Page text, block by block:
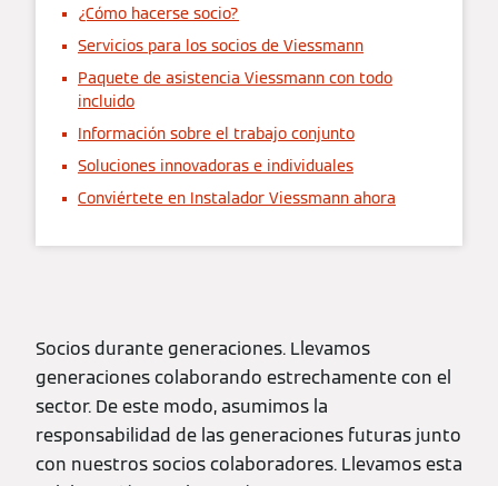
¿Cómo hacerse socio?
Servicios para los socios de Viessmann
Paquete de asistencia Viessmann con todo
incluido
Información sobre el trabajo conjunto
Soluciones innovadoras e individuales
Conviértete en Instalador Viessmann ahora
Socios durante generaciones. Llevamos
generaciones colaborando estrechamente con el
sector. De este modo, asumimos la
responsabilidad de las generaciones futuras junto
con nuestros socios colaboradores. Llevamos esta